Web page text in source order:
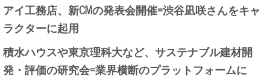
アイ工務店、新CMの発表会開催=渋谷凪咲さんをキャ
ラクターに起用
積水ハウスや東京理科大など、サステナブル建材開
発・評価の研究会=業界横断のプラットフォームに